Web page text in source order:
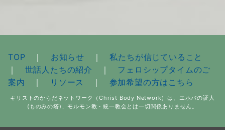
TOP ｜ お知らせ ｜私たちが信じていること
｜ 世話人たちの紹介 ｜ フェロシップタイムのご
案内 ｜ リソース ｜ 参加希望の方はこちら
キリストのからだネットワーク（Christ Body Network）は、エホバの証人
(ものみの塔)、モルモン教・統一教会とは一切関係ありません。